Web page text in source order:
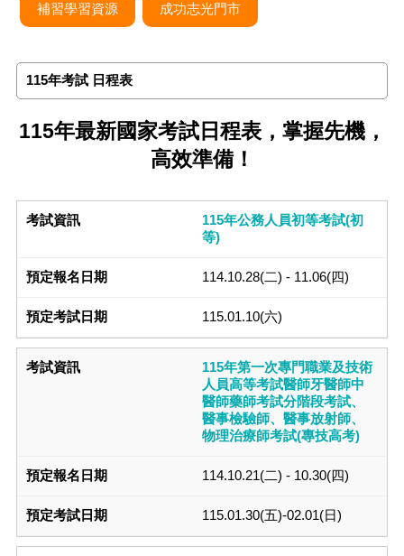
補習學習資源 成功志光門市
115年考試 日程表
115年最新國家考試日程表，掌握先機，
高效準備！
115年公務人員初等考試(初
等)
114.10.28(二) - 11.06(四)
115.01.10(六)
115年第一次專門職業及技術
人員高等考試醫師牙醫師中
醫師藥師考試分階段考試、
醫事檢驗師、醫事放射師、
物理治療師考試(專技高考)
114.10.21(二) - 10.30(四)
115.01.30(五)-02.01(日)